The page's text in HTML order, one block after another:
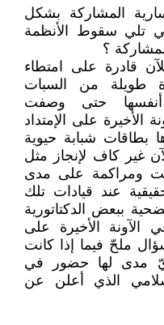
المشاركة بشكل
تلي سقوط الأنظمة
؟
قادرة على امتطاء
طويلة من السبات
أنفسها حتى وصفت
الأخيرة على الإمتداد
بطاقات شبابة حيوية
غير كاف لإنجاز مثل
ومراكمة على مدى
عند قيادات تلك
ببعض الدكتاتورية
الآونة الأخيرة على
ملحّ فيما إذا كانت
أيّ مدى لها حضور في
الذي أعلن عن